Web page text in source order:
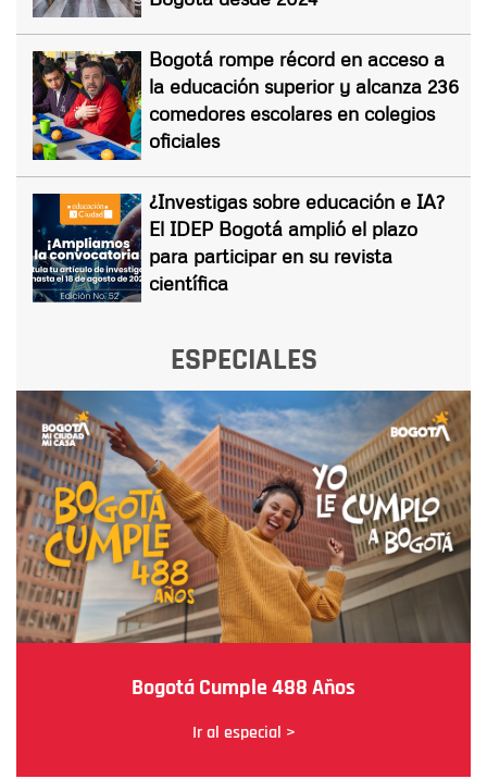
Bogotá rompe récord en acceso a
la educación superior y alcanza 236
comedores escolares en colegios
oficiales
¿Investigas sobre educación e IA?
El IDEP Bogotá amplió el plazo
para participar en su revista
científica
ESPECIALES
Bogotá Cumple 488 Años
Ir al especial >